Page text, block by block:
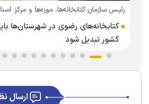
رئیس سازمان کتابخانه‌ها، موزه‌ها و مرکز
کتابخانه‌های رضوی در شهرستان‌ها
کشور تبدیل شود
ارسال